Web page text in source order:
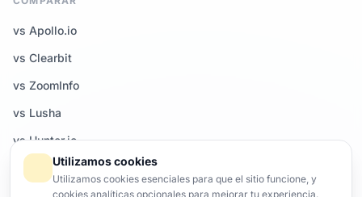
vs Apollo.io
vs Clearbit
vs ZoomInfo
vs Lusha
vs Hunter.io
Todas las comparativas →
Utilizamos cookies
Utilizamos cookies esenciales para que el sitio funcione, y
cookies analíticas opcionales para mejorar tu experiencia.